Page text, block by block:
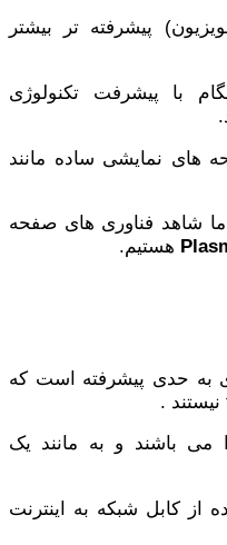
پیشرفته تر بیشتر
با پیشرفت تکنولوژی
های نمایشی ساده مانند
شاهد فناوری های صفحه
هستیم.
به حدی پیشرفته است که
می باشند و به مانند یک
از کابل شبکه به اینترنت